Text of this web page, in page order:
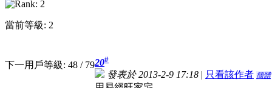
當前等級: 2
下一用戶等級: 48 / 7920#
發表於 2013-2-9 17:18 | 只看該作者 簡體